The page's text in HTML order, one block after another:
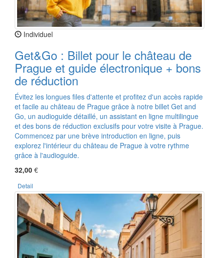
Individuel
Get&Go : Billet pour le château de
Prague et guide électronique + bons
de réduction
Évitez les longues files d'attente et profitez d'un accès rapide
et facile au château de Prague grâce à notre billet Get and
Go, un audioguide détaillé, un assistant en ligne multilingue
et des bons de réduction exclusifs pour votre visite à Prague.
Commencez par une brève introduction en ligne, puis
explorez l'intérieur du château de Prague à votre rythme
grâce à l'audioguide.
32,00 €
Detail